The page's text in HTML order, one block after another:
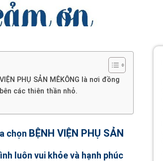
PHỤ SẢN MÊKÔNG là nơi đồng
các thiên thần nhỏ.
chọn BỆNH VIỆN PHỤ SẢN
luôn vui khỏe và hạnh phúc